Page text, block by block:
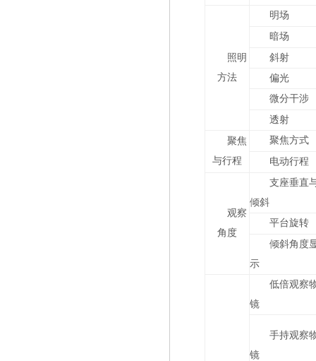
照明
方法
明场
暗场
斜射
偏光
微分干涉
透射
聚焦
与行程
聚焦方式
电动行程
观察
角度
支座垂直
倾斜
平台旋转
倾斜角度
示
低倍观察
镜
手持观察
镜